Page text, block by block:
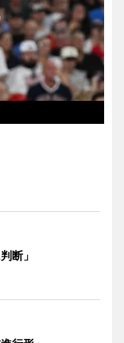
断」